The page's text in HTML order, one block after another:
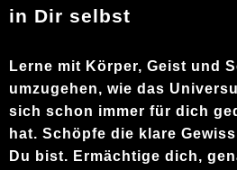
in Dir selbst
Lerne mit Körper, Geist und
umzugehen, wie das
sich schon immer für dich
hat. Schöpfe die klare
Du bist. Ermächtige dich,